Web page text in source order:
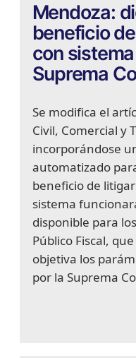
Mendoza:
beneficio
con
Suprema
Se modifica el
Civil, Comercial y
incorporándose
automatizado
beneficio de
sistema
disponible para
Público Fiscal,
objetiva los
por la Suprema